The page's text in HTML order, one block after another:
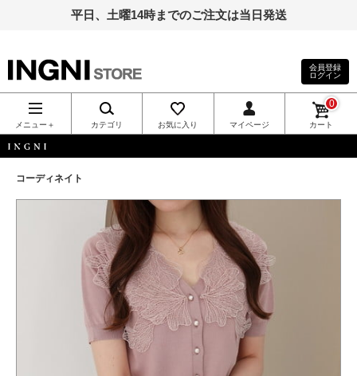
平日、土曜14時までのご注文は当日発送
INGNI（イン
グ）公式通
販｜INGNI
STORE
会員登録
ログイン
メニュー＋ カテゴリ お気に入り マイページ カート
0
コーディネイト